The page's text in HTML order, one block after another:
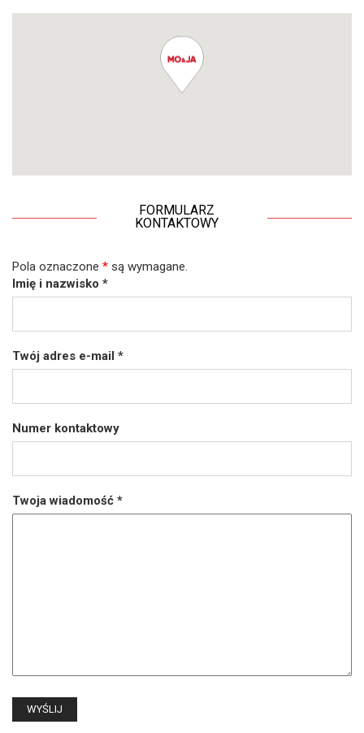
FORMULARZ
KONTAKTOWY
Pola oznaczone * są wymagane.
Imię i nazwisko *
Twój adres e-mail *
Numer kontaktowy
Twoja wiadomość *